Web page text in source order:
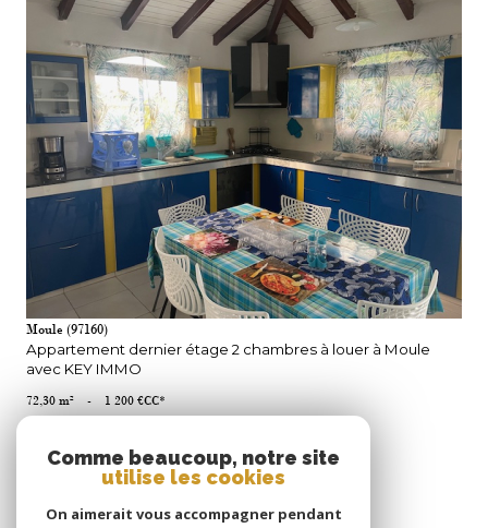
VOIR LE BIEN
Moule (97160)
Appartement dernier étage 2 chambres à louer à Moule
avec KEY IMMO
72,30 m² - 1 200 €CC*
se
connecter
Comme beaucoup, notre site
utilise les cookies
On aimerait vous accompagner pendant